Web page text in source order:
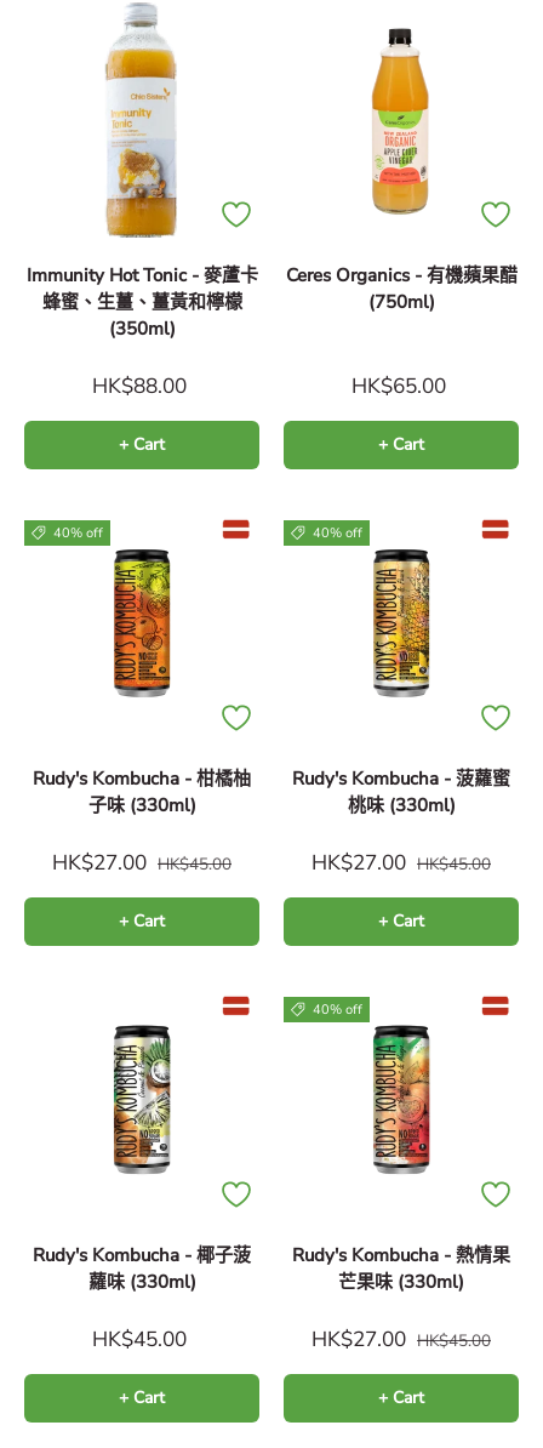
Immunity Hot Tonic - 麥蘆卡
蜂蜜、生薑、薑黃和檸檬
(350ml)
HK$88.00
+ Cart
Ceres Organics - 有機蘋果醋
(750ml)
HK$65.00
+ Cart
40% off
Rudy's Kombucha - 柑橘柚
子味 (330ml)
HK$27.00 HK$45.00
+ Cart
40% off
Rudy's Kombucha - 菠蘿蜜
桃味 (330ml)
HK$27.00 HK$45.00
+ Cart
Rudy's Kombucha - 椰子菠
蘿味 (330ml)
HK$45.00
+ Cart
40% off
Rudy's Kombucha - 熱情果
芒果味 (330ml)
HK$27.00 HK$45.00
+ Cart